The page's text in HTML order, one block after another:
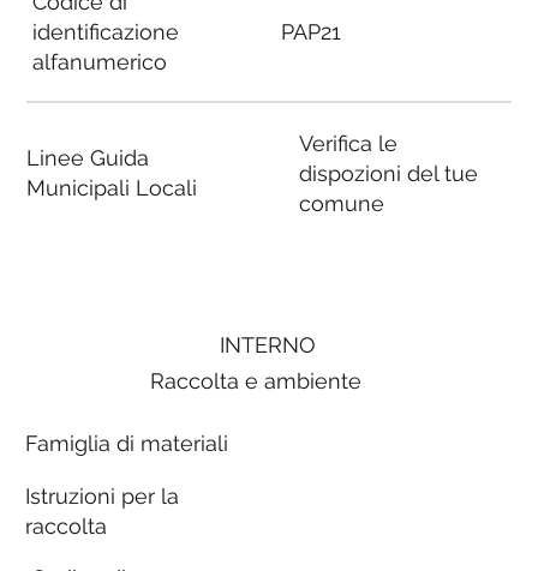
identificazione
alfanumerico
Linee Guida
Municipali Locali
PAP21
Verifica le
dispozioni del tue
comune
INTERNO
Raccolta e ambiente
Famiglia di materiali
Istruzioni per la
raccolta